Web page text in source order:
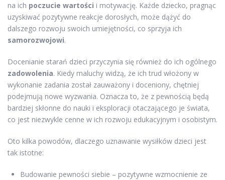
na ich poczucie wartości i motywację. Każde dziecko, pragnąc
uzyskiwać pozytywne reakcje dorosłych, może dążyć do
dalszego rozwoju swoich umiejętności, co sprzyja ich
samorozwojowi.
Docenianie starań dzieci przyczynia się również do ich ogólnego
zadowolenia. Kiedy maluchy widzą, że ich trud włożony w
wykonanie zadania został zauważony i doceniony, chętniej
podejmują nowe wyzwania. Oznacza to, że z pewnością będą
bardziej skłonne do nauki i eksploracji otaczającego je świata,
co jest niezwykle cenne w ich rozwoju edukacyjnym i osobistym.
Oto kilka powodów, dlaczego uznawanie wysiłków dzieci jest
tak istotne:
Budowanie pewności siebie – pozytywne wzmocnienie ze